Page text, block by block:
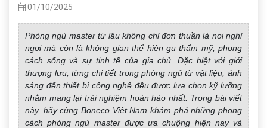
01/10/2025
Phòng ngủ master từ lâu không chỉ đơn thuần là nơi nghỉ
ngơi mà còn là không gian thể hiện gu thẩm mỹ, phong
cách sống và sự tinh tế của gia chủ. Đặc biệt với giới
thượng lưu, từng chi tiết trong phòng ngủ từ vật liệu, ánh
sáng đến thiết bị công nghệ đều được lựa chọn kỹ lưỡng
nhằm mang lại trải nghiệm hoàn hảo nhất. Trong bài viết
này, hãy cùng Boneco Việt Nam khám phá những phong
cách phòng ngủ master được ưa chuộng hiện nay và